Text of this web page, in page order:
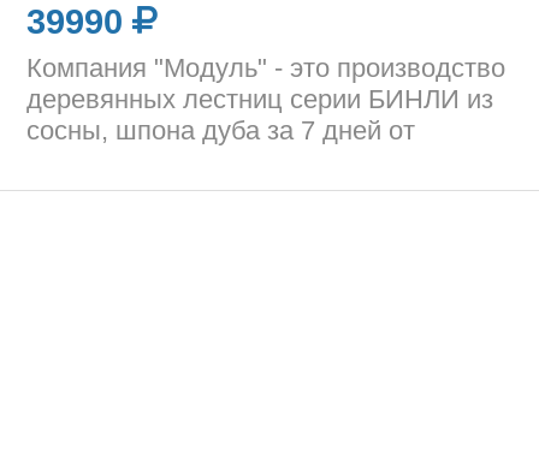
39990
Компания "Модуль" - это производство
деревянных лестниц серии БИНЛИ из
сосны, шпона дуба за 7 дней от